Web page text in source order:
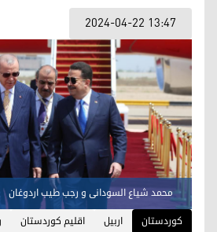
2024-04-22 13:47
محمد شیاع السودانی و رجب طیب اردوغان
کوردستان
اربیل اقلیم کوردستان